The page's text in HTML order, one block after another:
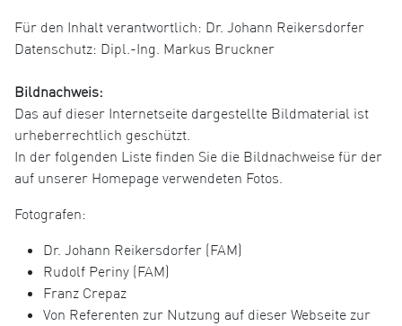
Für den Inhalt verantwortlich: Dr. Johann Reikersdorfer
Datenschutz: Dipl.-Ing. Markus Bruckner
Bildnachweis:
Das auf dieser Internetseite dargestellte Bildmaterial ist
urheberrechtlich geschützt.
In der folgenden Liste finden Sie die Bildnachweise für der
auf unserer Homepage verwendeten Fotos.
Fotografen:
Dr. Johann Reikersdorfer (FAM)
Rudolf Periny (FAM)
Franz Crepaz
Von Referenten zur Nutzung auf dieser Webseite zur